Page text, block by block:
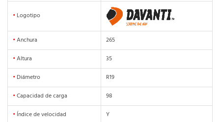
• Logotipo
•Anchura
265
•Altura
35
• Diámetro
R19
•Capacidad de carga
98
• Índice de velocidad
Y